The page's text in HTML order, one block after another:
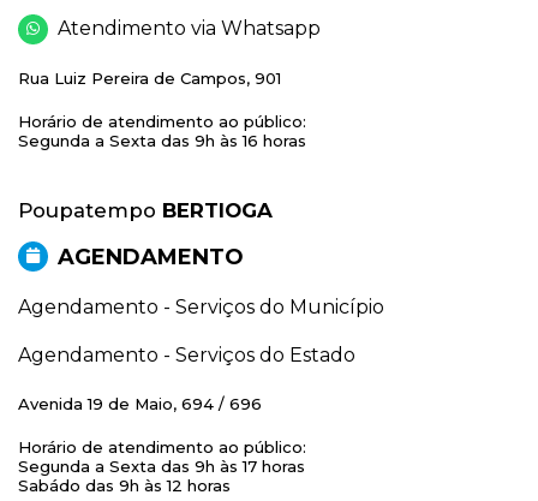
Atendimento via Whatsapp
Rua Luiz Pereira de Campos, 901
Horário de atendimento ao público:
Segunda a Sexta das 9h às 16 horas
Poupatempo BERTIOGA
AGENDAMENTO
Agendamento - Serviços do Município
Agendamento - Serviços do Estado
Avenida 19 de Maio, 694 / 696
Horário de atendimento ao público:
Segunda a Sexta das 9h às 17 horas
Sabádo das 9h às 12 horas